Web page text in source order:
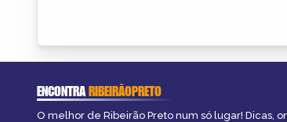
ENCONTRARIBEIRÃOPRETO
O melhor de Ribeirão Preto num só lugar! Dicas,